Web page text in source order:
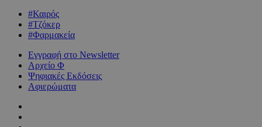
#Καιρός
#Τζόκερ
#Φαρμακεία
Εγγραφή στο Newsletter
Αρχείο Φ
Ψηφιακές Εκδόσεις
Αφιερώματα